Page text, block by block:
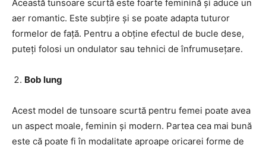
Această tunsoare scurtă este foarte feminină și aduce un
aer romantic. Este subțire și se poate adapta tuturor
formelor de față. Pentru a obține efectul de bucle dese,
puteți folosi un ondulator sau tehnici de înfrumusețare.
Bob lung
Acest model de tunsoare scurtă pentru femei poate avea
un aspect moale, feminin și modern. Partea cea mai bună
este că poate fi în modalitate aproape oricarei forme de